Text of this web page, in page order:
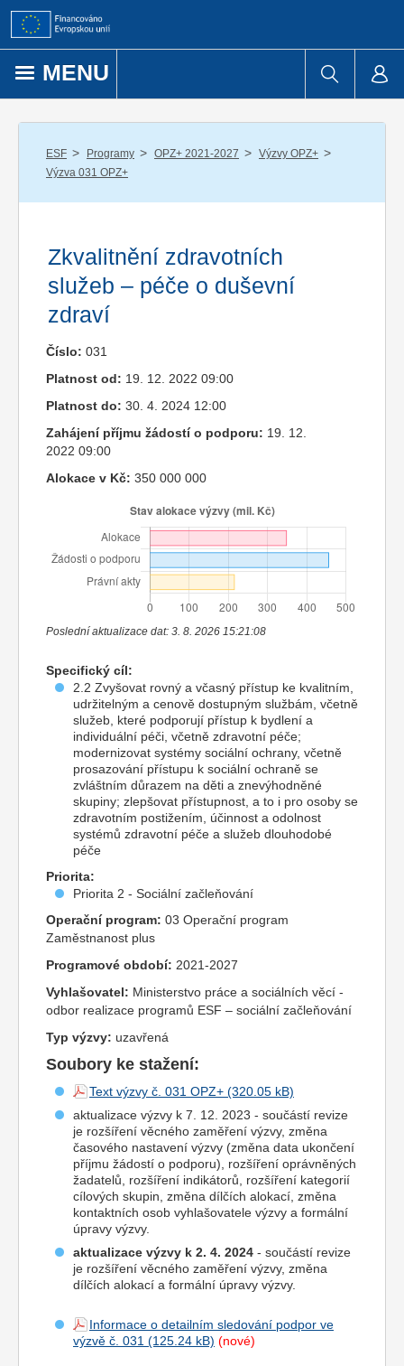
Přejít k obsahu
MENU
ESF / Programy / OPZ+ 2021-2027 / Výzvy OPZ+ /
Výzva 031 OPZ+
Zkvalitnění zdravotních
služeb – péče o duševní
zdraví
Číslo: 031
Platnost od: 19. 12. 2022 09:00
Platnost do: 30. 4. 2024 12:00
Zahájení příjmu žádostí o podporu: 19. 12.
2022 09:00
Alokace v Kč: 350 000 000
Poslední aktualizace dat: 3. 8. 2026 15:21:08
Specifický cíl:
2.2 Zvyšovat rovný a včasný přístup ke kvalitním,
udržitelným a cenově dostupným službám, včetně
služeb, které podporují přístup k bydlení a
individuální péči, včetně zdravotní péče;
modernizovat systémy sociální ochrany, včetně
prosazování přístupu k sociální ochraně se
zvláštním důrazem na děti a znevýhodněné
skupiny; zlepšovat přístupnost, a to i pro osoby se
zdravotním postižením, účinnost a odolnost
systémů zdravotní péče a služeb dlouhodobé
péče
Priorita:
Priorita 2 - Sociální začleňování
Operační program: 03 Operační program
Zaměstnanost plus
Programové období: 2021-2027
Vyhlašovatel: Ministerstvo práce a sociálních věcí -
odbor realizace programů ESF – sociální začleňování
Typ výzvy: uzavřená
Soubory ke stažení:
Text výzvy č. 031 OPZ+
aktualizace výzvy k 7. 12. 2023 - součástí revize
je rozšíření věcného zaměření výzvy, změna
časového nastavení výzvy (změna data ukončení
příjmu žádostí o podporu), rozšíření oprávněných
žadatelů, rozšíření indikátorů, rozšíření kategorií
cílových skupin, změna dílčích alokací, změna
kontaktních osob vyhlašovatele výzvy a formální
úpravy výzvy.
aktualizace výzvy k 2. 4. 2024 - součástí revize
je rozšíření věcného zaměření výzvy, změna
dílčích alokací a formální úpravy výzvy.
Informace o detailním sledování podpor ve
výzvě č. 031
(nové)